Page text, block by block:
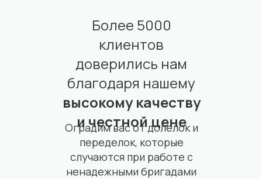
Более 5000
клиентов
доверились нам
благодаря нашему
высокому качеству
и честной цене
Оградим вас от долелок и
переделок, которые
случаются при работе с
ненадежными бригадами